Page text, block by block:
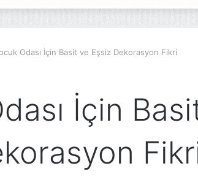
Odası İçin Basit ve Eşsiz Dekorasyon Fikri
İçin